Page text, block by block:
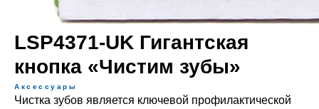
LSP4371-UK Гигантская
кнопка «Чистим зубы»
Аксессуары
Чистка зубов является ключевой профилактической